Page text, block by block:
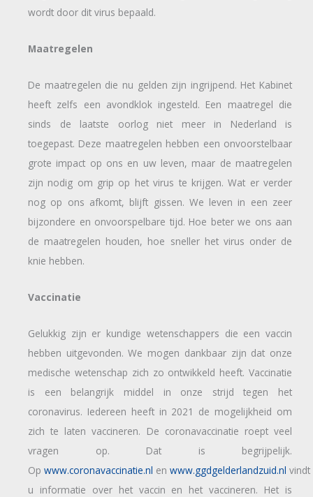
wordt door dit virus bepaald.
Maatregelen
De maatregelen die nu gelden zijn ingrijpend. Het Kabinet
heeft zelfs een avondklok ingesteld. Een maatregel die
sinds de laatste oorlog niet meer in Nederland is
toegepast. Deze maatregelen hebben een onvoorstelbaar
grote impact op ons en uw leven, maar de maatregelen
zijn nodig om grip op het virus te krijgen. Wat er verder
nog op ons afkomt, blijft gissen. We leven in een zeer
bijzondere en onvoorspelbare tijd. Hoe beter we ons aan
de maatregelen houden, hoe sneller het virus onder de
knie hebben.
Vaccinatie
Gelukkig zijn er kundige wetenschappers die een vaccin
hebben uitgevonden. We mogen dankbaar zijn dat onze
medische wetenschap zich zo ontwikkeld heeft. Vaccinatie
is een belangrijk middel in onze strijd tegen het
coronavirus. Iedereen heeft in 2021 de mogelijkheid om
zich te laten vaccineren. De coronavaccinatie roept veel
vragen op. Dat is begrijpelijk.
Op www.coronavaccinatie.nl en www.ggdgelderlandzuid.nl vindt
u informatie over het vaccin en het vaccineren. Het is